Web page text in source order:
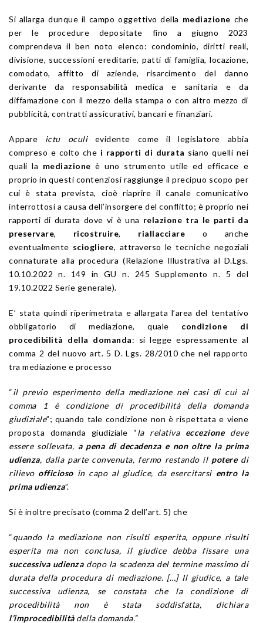
Si allarga dunque il campo oggettivo della mediazione che
per le procedure depositate fino a giugno 2023
comprendeva il ben noto elenco: condominio, diritti reali,
divisione, successioni ereditarie, patti di famiglia, locazione,
comodato, affitto di aziende, risarcimento del danno
derivante da responsabilità medica e sanitaria e da
diffamazione con il mezzo della stampa o con altro mezzo di
pubblicità, contratti assicurativi, bancari e finanziari.
Appare ictu oculievidente come il legislatore abbia
compreso e colto che i rapporti di durata siano quelli nei
quali la mediazione è uno strumento utile ed efficace e
proprio in questi contenziosi raggiunge il precipuo scopo per
cui è stata prevista, cioè riaprire il canale comunicativo
interrottosi a causa dell’insorgere del conflitto; è proprio nei
rapporti di durata dove vi è una relazione tra le parti da
preservare, ricostruire, riallacciare o anche
eventualmente sciogliere, attraverso le tecniche negoziali
connaturate alla procedura (Relazione Illustrativa al D.Lgs.
10.10.2022 n. 149 in GU n. 245 Supplemento n. 5 del
19.10.2022 Serie generale).
E’ stata quindi riperimetrata e allargata l’area del tentativo
obbligatorio di mediazione, quale condizione di
procedibilità della domanda: si legge espressamente al
comma 2 del nuovo art. 5 D. Lgs. 28/2010 che nel rapporto
tra mediazione e processo
“il previo esperimento della mediazione nei casi di cui al
comma 1 è condizione di procedibilità della domanda
giudiziale”; quando tale condizione non è rispettata e viene
proposta domanda giudiziale “la relativa eccezionedeve
essere sollevata, a pena di decadenza e non oltre la prima
udienza, dalla parte convenuta, fermo restando il poteredi
rilievo officiosoin capo al giudice, da esercitarsi entro la
prima udienza”.
Si è inoltre precisato (comma 2 dell’art. 5) che
“quando la mediazione non risulti esperita, oppure risulti
esperita ma non conclusa, il giudice debba fissare una
successiva udienzadopo la scadenza del termine massimo di
durata della procedura di mediazione. […] Il giudice, a tale
successiva udienza, se constata che la condizione di
procedibilità non è stata soddisfatta, dichiara
l’improcedibilitàdella domanda.”